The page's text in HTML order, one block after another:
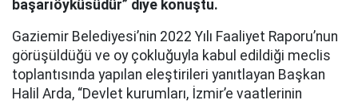
başarıöyküsüdür” diye konuştu.
Gaziemir Belediyesi’nin 2022 Yılı Faaliyet Raporu’nun
görüşüldüğü ve oy çokluğuyla kabul edildiği meclis
toplantısında yapılan eleştirileri yanıtlayan Başkan
Halil Arda, “Devlet kurumları, İzmir’e vaatlerinin